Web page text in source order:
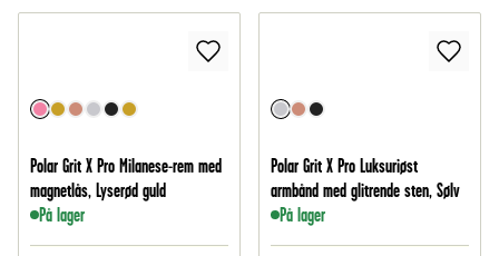
Polar Grit X Pro Milanese-rem med
magnetlås, Lyserød guld
På lager
Polar Grit X Pro Luksuriøst
armbånd med glitrende sten, Sølv
På lager